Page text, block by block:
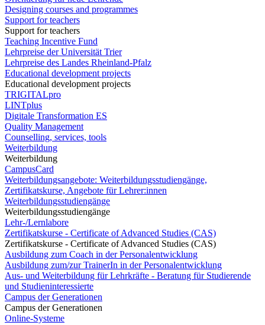
Designing courses and programmes
Support for teachers
Support for teachers
Teaching Incentive Fund
Lehrpreise der Universität Trier
Lehrpreise des Landes Rheinland-Pfalz
Educational development projects
Educational development projects
TRIGITALpro
LINTplus
Digitale Transformation ES
Quality Management
Counselling, services, tools
Weiterbildung
Weiterbildung
CampusCard
Weiterbildungsangebote: Weiterbildungsstudiengänge,
Zertifikatskurse, Angebote für Lehrer:innen
Weiterbildungsstudiengänge
Weiterbildungsstudiengänge
Lehr-/Lernlabore
Zertifikatskurse - Certificate of Advanced Studies (CAS)
Zertifikatskurse - Certificate of Advanced Studies (CAS)
Ausbildung zum Coach in der Personalentwicklung
Ausbildung zum/zur TrainerIn in der Personalentwicklung
Aus- und Weiterbildung für Lehrkräfte - Beratung für Studierende
und Studieninteressierte
Campus der Generationen
Campus der Generationen
Online-Systeme